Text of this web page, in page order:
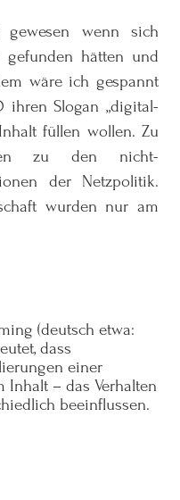
gewesen wenn sich
gefunden hätten und
wäre ich gespannt
ihren Slogan „digital-
füllen wollen. Zu
zu den nicht-
der Netzpolitik.
wurden nur am
(deutsch etwa:
dass
einer
Inhalt – das Verhalten
beeinflussen.